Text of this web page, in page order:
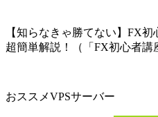
【知らなきゃ勝てない】FX
超簡単解説！（「FX初心者講
おススメVPSサーバー